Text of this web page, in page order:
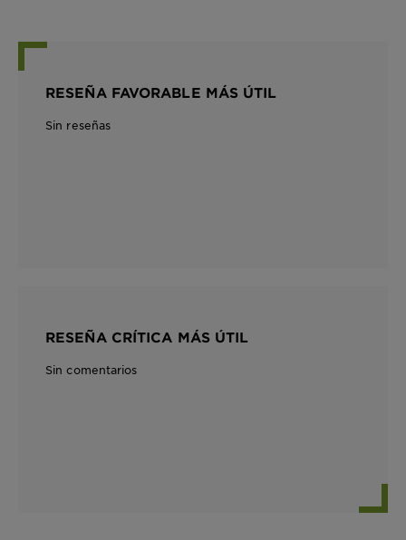
RESEÑA FAVORABLE MÁS ÚTIL
Sin reseñas
RESEÑA CRÍTICA MÁS ÚTIL
Sin comentarios